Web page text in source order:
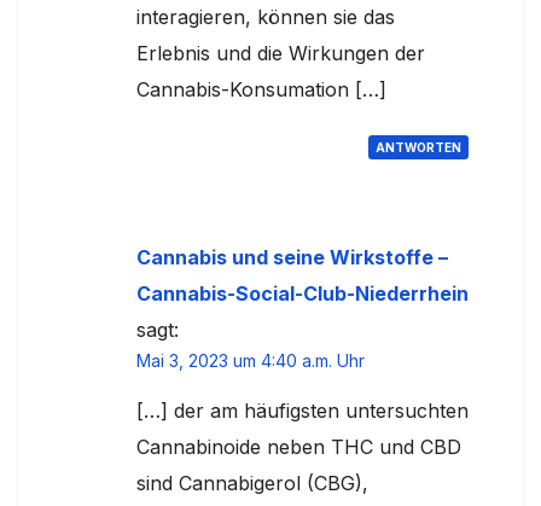
interagieren, können sie das
Erlebnis und die Wirkungen der
Cannabis-Konsumation […]
ANTWORTEN
Cannabis und seine Wirkstoffe –
Cannabis-Social-Club-Niederrhein
sagt:
Mai 3, 2023 um 4:40 a.m. Uhr
[…] der am häufigsten untersuchten
Cannabinoide neben THC und CBD
sind Cannabigerol (CBG),